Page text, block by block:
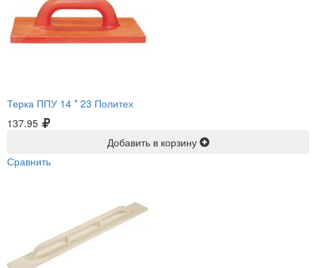
Терка ППУ 14 * 23 Политех
137.95
Добавить в корзину
Сравнить